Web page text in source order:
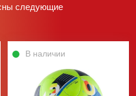
следующие
В наличии